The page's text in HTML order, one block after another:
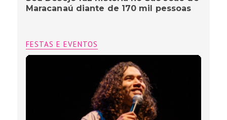
Maracanaú diante de 170 mil pessoas
FESTAS E EVENTOS